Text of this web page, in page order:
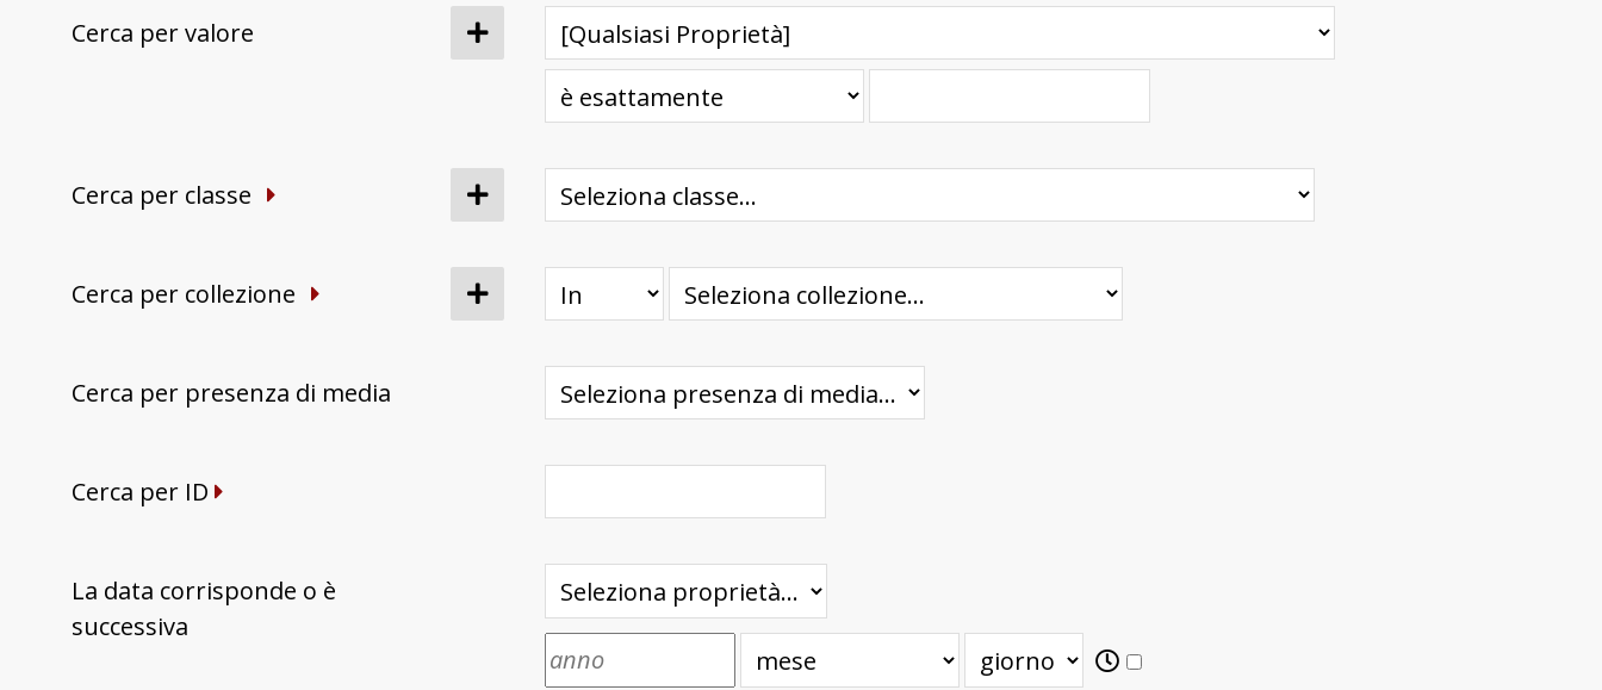
Cerca per valore
Cerca per classe
Cerca per collezione
Cerca per presenza di media
Cerca per ID
La data corrisponde o è
successiva